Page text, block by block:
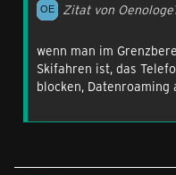
Zitat von
wenn man im
Skifahren ist, das
blocken, Datenroaming